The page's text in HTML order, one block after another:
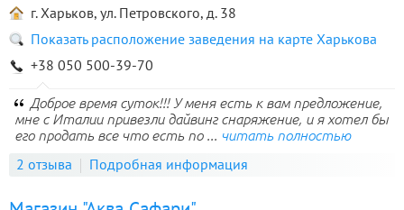
г. Харьков, ул. Петровского, д. 38
Показать расположение заведения на карте Харькова
+38 050 500-39-70
Доброе время суток!!! У меня есть к вам предложение,
мне с Италии привезли дайвинг снаряжение, и я хотел бы
его продать все что есть по ... читать полностью
2 отзыва Подробная информация